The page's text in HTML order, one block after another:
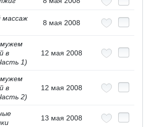
массаж
8 мая 2008
мужем
в
1)
12 мая 2008
мужем
в
2)
12 мая 2008
13 мая 2008